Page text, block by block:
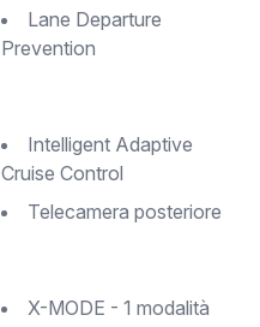
Lane Departure
Prevention
Intelligent Adaptive
Cruise Control
Telecamera posteriore
X-MODE - 1 modalità